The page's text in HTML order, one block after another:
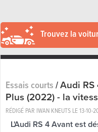
Trouvez la
Essais courts/Audi
Plus (2022) - la
RÉDIGÉ PAR IWAN KNEUTS LE13-10-
L'Audi RS 4 Avant est